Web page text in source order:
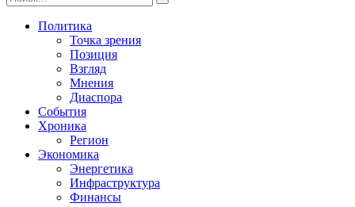
Политика
Точка зрения
Позиция
Взгляд
Мнения
Диаспора
События
Хроника
Регион
Экономика
Энергетика
Инфраструктура
Финансы